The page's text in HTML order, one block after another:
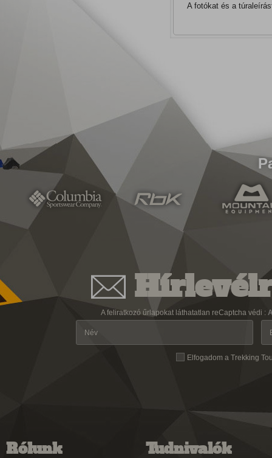
A fotókat és a
A feliratkozó űrlapokat láthatatlan reCaptcha védi :
Elfogadom a Trekking
Rólunk Tudnivalók